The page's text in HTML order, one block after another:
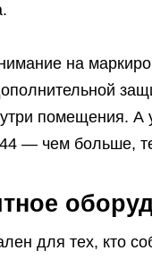
на
помещения.
— чем больше,
для тех, кто